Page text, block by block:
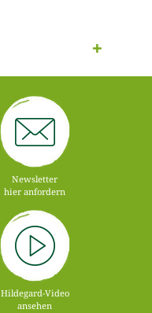
Newsletter
hier anfordern
Hildegard-Video
ansehen